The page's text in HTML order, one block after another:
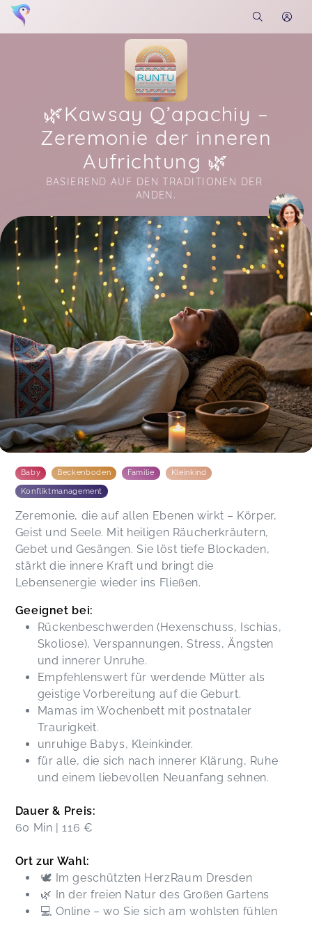
🌿Kawsay Q’apachiy –
Zeremonie der inneren
Aufrichtung 🌿
BASIEREND AUF DEN TRADITIONEN DER
ANDEN.
Soon you will learn more about me here...
Baby Beckenboden Familie Kleinkind
Konfliktmanagement
Zeremonie, die auf allen Ebenen wirkt – Körper,
Geist und Seele. Mit heiligen Räucherkräutern,
Gebet und Gesängen. Sie löst tiefe Blockaden,
stärkt die innere Kraft und bringt die
Lebensenergie wieder ins Fließen.
Geeignet bei:
Rückenbeschwerden (Hexenschuss, Ischias,
Skoliose), Verspannungen, Stress, Ängsten
und innerer Unruhe.
Empfehlenswert für werdende Mütter als
geistige Vorbereitung auf die Geburt.
Mamas im Wochenbett mit postnataler
Traurigkeit.
unruhige Babys, Kleinkinder.
für alle, die sich nach innerer Klärung, Ruhe
und einem liebevollen Neuanfang sehnen.
Dauer & Preis:
60 Min | 116 €
Ort zur Wahl:
🕊️ Im geschützten HerzRaum Dresden
🌿 In der freien Natur des Großen Gartens
💻 Online – wo Sie sich am wohlsten fühlen